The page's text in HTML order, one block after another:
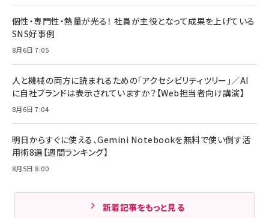
個性・専門性・熱量が光る！ 社員が主役となって成果を上げている
SNS好事例
8月6日 7:05
人と機械の両方に読まれるための「アクセシビリティツリー」／AI
に自社ブランドは表示されていますか？【Web担当者向け講演】
8月6日 7:04
明日からすぐに使える、Gemini Notebookを無料で使い倒す活
用術8選【週間ランキング】
8月5日 8:00
新着記事をもっと見る